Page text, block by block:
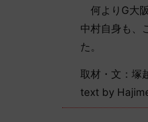
何よりG大
中村自身も、
た。
取材・文：塚
text by